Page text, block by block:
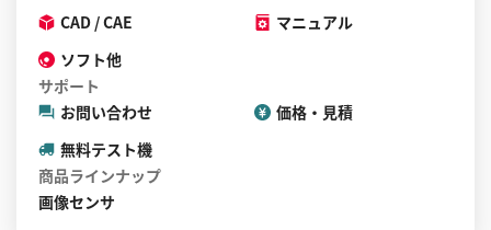
CAD / CAE
マニュアル
ソフト他
サポート
お問い合わせ
価格・見積
無料テスト機
商品ラインナップ
画像センサ